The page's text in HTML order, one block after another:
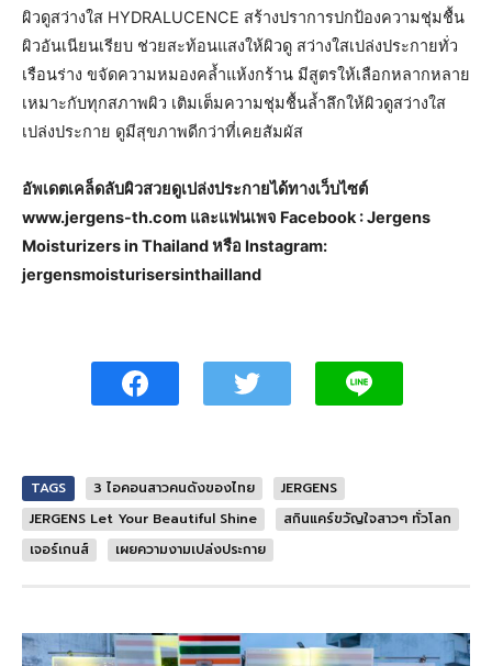
ผิวดูสว่างใส HYDRALUCENCE สร้างปราการปกป้องความชุ่มชื้น
ผิวอันเนียนเรียบ ช่วยสะท้อนแสงให้ผิวดู สว่างใสเปล่งประกายทั่ว
เรือนร่าง ขจัดความหมองคล้ำแห้งกร้าน มีสูตรให้เลือกหลากหลาย
เหมาะกับทุกสภาพผิว เติมเต็มความชุ่มชื้นล้ำลึกให้ผิวดูสว่างใส
เปล่งประกาย ดูมีสุขภาพดีกว่าที่เคยสัมผัส
อัพเดตเคล็ดลับผิวสวยดูเปล่งประกายได้ทางเว็บไซต์
www.jergens-th.com และแฟนเพจ Facebook : Jergens
Moisturizers in Thailand หรือ Instagram:
jergensmoisturisersinthailland
TAGS 3 ไอคอนสาวคนดังของไทย
JERGENS
JERGENS Let Your Beautiful Shine
สกินแคร์ขวัญใจสาวๆ ทั่วโลก
เจอร์เกนส์
เผยความงามเปล่งประกาย